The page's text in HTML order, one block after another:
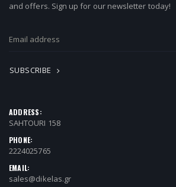
and offers. Sign up for our newsletter today!
SUBSCRIBE
ADDRESS:
SAHTOURI 158
PHONE:
2224025765
EMAIL:
sales@dikelas.gr